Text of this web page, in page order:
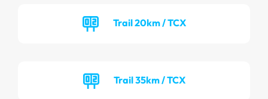
Trail 20km / TCX
Trail 35km / TCX